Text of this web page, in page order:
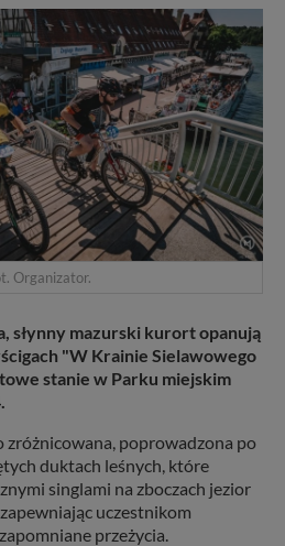
Organizator.
słynny mazurski kurort opanują
"W Krainie Sielawowego
stanie w Parku miejskim
zróżnicowana, poprowadzona po
duktach leśnych, które
singlami na zboczach jezior
uczestnikom
przeżycia.